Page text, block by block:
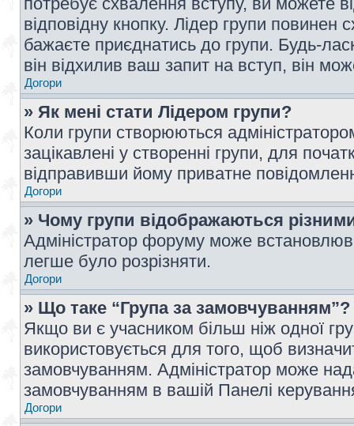
відповідну кнопку. Лідер групи
бажаєте приєднатись до групи. Будь-
він відхилив ваш запит на вступ, він
Догори
» Як мені стати Лідером групи?
Коли групи створюються
зацікавлені у створенні групи, для
відправивши йому приватне
Догори
» Чому групи відображаються
Адміністратор форуму може
легше було розрізняти.
Догори
» Що таке “Група за замовчуванням”?
Якщо ви є учасником більш ніж одної
використовується для того, щоб
замовчуванням. Адміністратор може
замовчуванням в вашій Панелі
Догори